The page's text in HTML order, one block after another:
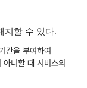
지할 수 있다.
간을 부여하여
니할 때 서비스의